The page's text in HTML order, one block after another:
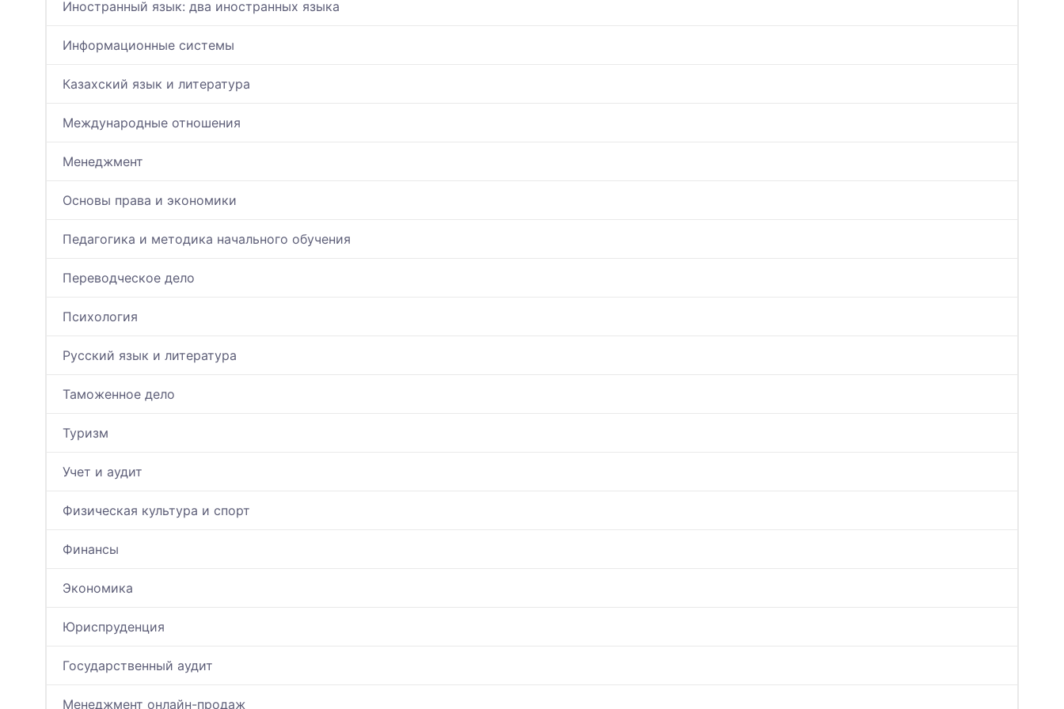
Иностранный язык: два иностранных языка
Информационные системы
Казахский язык и литература
Международные отношения
Менеджмент
Основы права и экономики
Педагогика и методика начального обучения
Переводческое дело
Психология
Русский язык и литература
Таможенное дело
Туризм
Учет и аудит
Физическая культура и спорт
Финансы
Экономика
Юриспруденция
Государственный аудит
Менеджмент онлайн-продаж